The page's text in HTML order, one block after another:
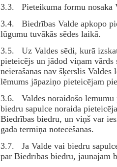
3.3. Pieteikuma formu nosaka
3.4. Biedrības Valde apkopo
lūgumu tuvākās sēdes laikā.
3.5. Uz Valdes sēdi, kurā
pieteicējs un jādod viņam vārds
neierašanās nav šķērslis
lēmums jāpaziņo pieteicējam
3.6. Valdes noraidošo lēmumu
biedru sapulce noraida
Biedrības biedru, un viņš var
gada termiņa notecēšanas.
3.7. Ja Valde vai biedru
par Biedrības biedru, jaunajam